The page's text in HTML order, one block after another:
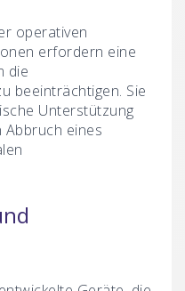
operativen
erfordern eine
die
beeinträchtigen. Sie
Unterstützung
eines